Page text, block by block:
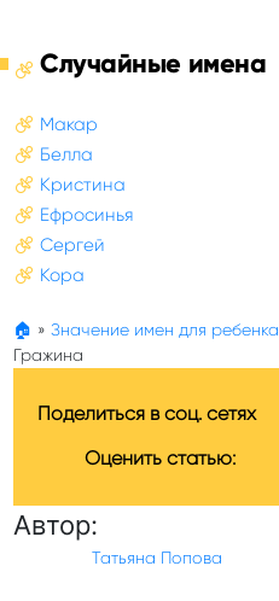
Случайные имена
Макар
Белла
Кристина
Ефросинья
Сергей
Кора
🏠 » Значение имен для ребенка
Гражина
Поделиться в соц. сетях
Оценить статью:
Автор:
Татьяна Попова